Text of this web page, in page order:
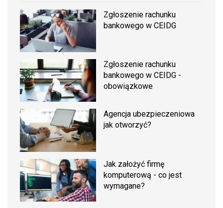
Zgłoszenie rachunku
bankowego w CEIDG
Zgłoszenie rachunku
bankowego w CEIDG -
obowiązkowe
Agencja ubezpieczeniowa
jak otworzyć?
Jak założyć firmę
komputerową - co jest
wymagane?